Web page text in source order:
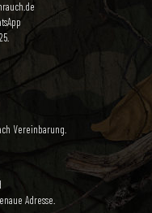
Vereinbarung.
Adresse.